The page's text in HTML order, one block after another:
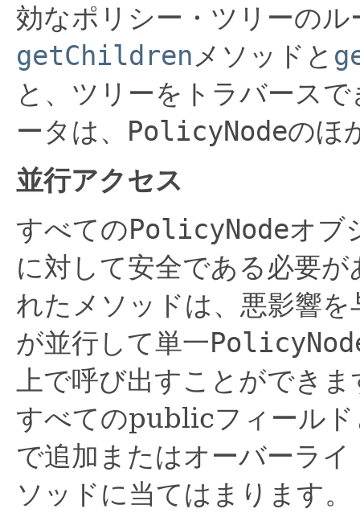
効なポリシー・ツリーの
getChildren メソッドと
と、ツリーをトラバース
ータは、 PolicyNodeのほ
並行アクセス
すべてのPolicyNodeオブ
に対して安全である必要が
れたメソッドは、悪影響
が並行して単一
上で呼び出すことができま
すべてのpublicフィール
で追加またはオーバーラ
ソッドに当てはまります。